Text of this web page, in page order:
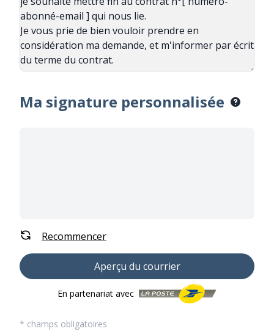
Ma signature personnalisée
Recommencer
Aperçu du courrier
En partenariat avec
* champs obligatoires